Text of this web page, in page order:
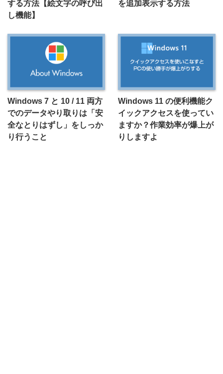
する方法【絵文字の呼び出
し機能】
を追加表示する方法
Windows 7 と 10 / 11 両方
でのデータやり取りは「安
全なとりはずし」をしっか
り行うこと
Windows 11 の便利機能ク
イックアクセスを使ってい
ますか？作業効率が爆上が
りしますよ